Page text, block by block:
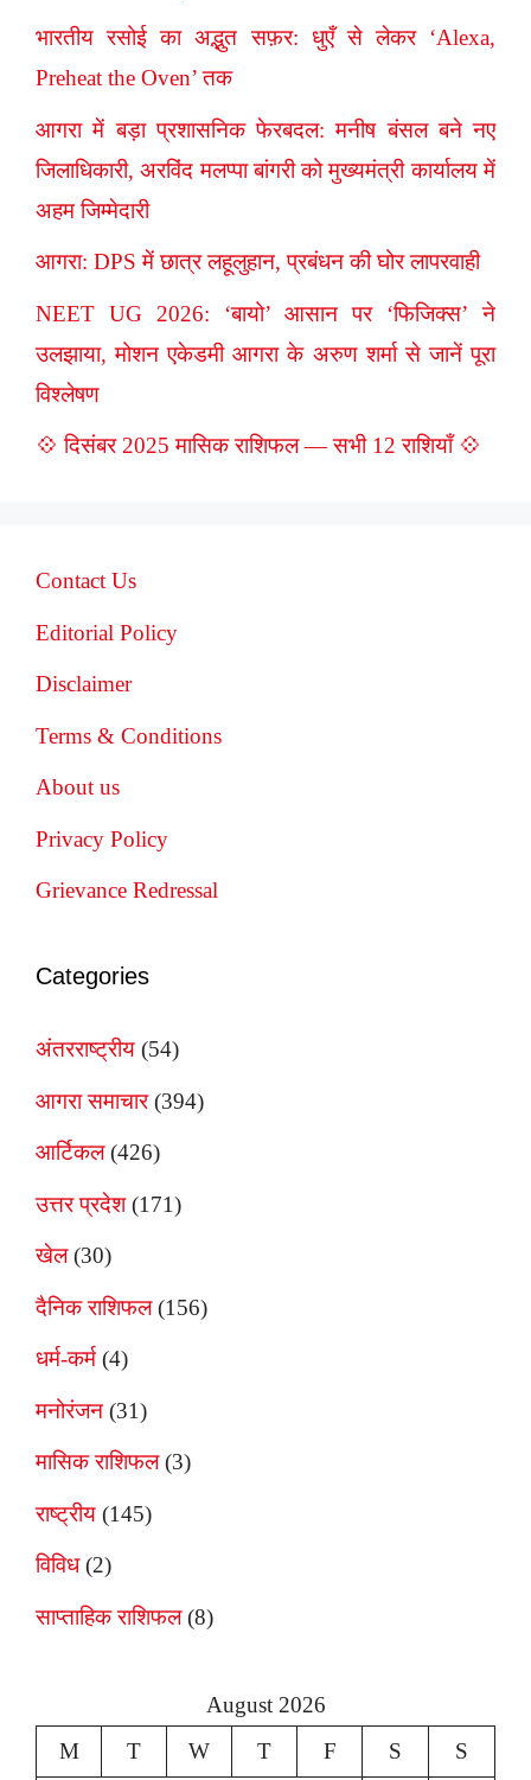
भारतीय रसोई का अद्भुत सफ़र: धुएँ से लेकर ‘Alexa,
Preheat the Oven’ तक
आगरा में बड़ा प्रशासनिक फेरबदल: मनीष बंसल बने नए
जिलाधिकारी, अरविंद मलप्पा बांगरी को मुख्यमंत्री कार्यालय में
अहम जिम्मेदारी
आगरा: DPS में छात्र लहूलुहान, प्रबंधन की घोर लापरवाही
NEET UG 2026: ‘बायो’ आसान पर ‘फिजिक्स’ ने
उलझाया, मोशन एकेडमी आगरा के अरुण शर्मा से जानें पूरा
विश्लेषण
💠 दिसंबर 2025 मासिक राशिफल — सभी 12 राशियाँ 💠
Contact Us
Editorial Policy
Disclaimer
Terms & Conditions
About us
Privacy Policy
Grievance Redressal
Categories
अंतरराष्ट्रीय (54)
आगरा समाचार(394)
आर्टिकल(426)
उत्तर प्रदेश(171)
खेल(30)
दैनिक राशिफल(156)
धर्म-कर्म (4)
मनोरंजन (31)
मासिक राशिफल(3)
राष्ट्रीय (145)
विविध(2)
साप्ताहिक राशिफल(8)
August 2026
M
T W T F S S